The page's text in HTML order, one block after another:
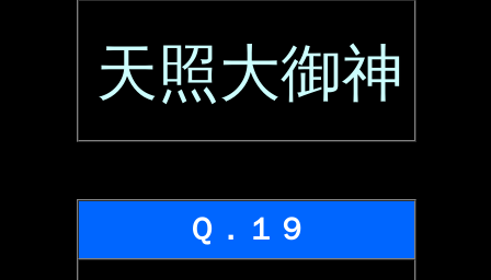
天照大御神
Ｑ．１９